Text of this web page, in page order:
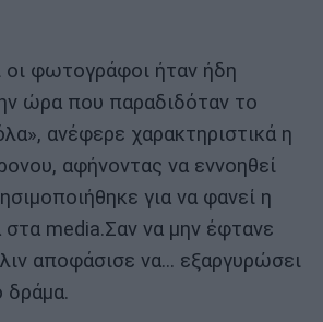
οι φωτογράφοι ήταν ήδη
ώρα που παραδιδόταν το
ανέφερε χαρακτηριστικά η
αφήνοντας να εννοηθεί
για να φανεί η
στα media.Σαν να μην έφτανε
αποφάσισε να... εξαργυρώσει
δράμα.